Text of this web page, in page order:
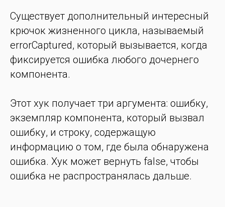
Существует дополнительный интересный
крючок жизненного цикла, называемый
errorCaptured, который вызывается, когда
фиксируется ошибка любого дочернего
компонента.
Этот хук получает три аргумента: ошибку,
экземпляр компонента, который вызвал
ошибку, и строку, содержащую
информацию о том, где была обнаружена
ошибка. Хук может вернуть false, чтобы
ошибка не распространялась дальше.